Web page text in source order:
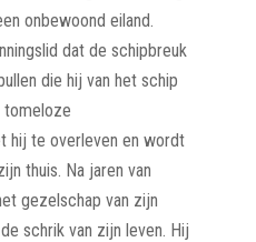
onbewoond eiland.
dat de schipbreuk
die hij van het schip
tomeloze
hij te overleven en wordt
thuis. Na jaren van
gezelschap van zijn
schrik van zijn leven. Hij